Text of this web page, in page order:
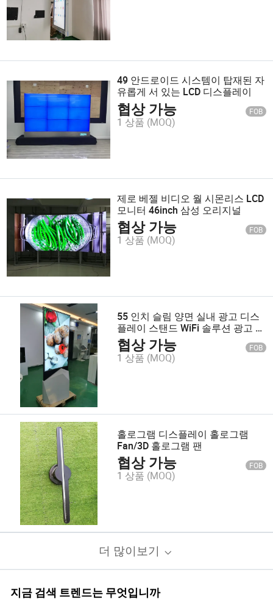
49 안드로이드 시스템이 탑재된 자
유롭게 서 있는 LCD 디스플레이
협상 가능 FOB
1 상품 (MOQ)
제로 베젤 비디오 월 시몬리스 LCD
모니터 46inch 삼성 오리지널
협상 가능 FOB
1 상품 (MOQ)
55 인치 슬림 양면 실내 광고 디스
플레이 스탠드 WiFi 솔루션 광고 미
디어 플레이어
협상 가능 FOB
1 상품 (MOQ)
홀로그램 디스플레이 홀로그램
Fan/3D 홀로그램 팬
협상 가능 FOB
1 상품 (MOQ)
더 많이보기
지금 검색 트렌드는 무엇입니까